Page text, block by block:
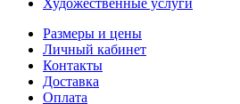
Художественные услуги
Размеры и цены
Личный кабинет
Контакты
Доставка
Оплата